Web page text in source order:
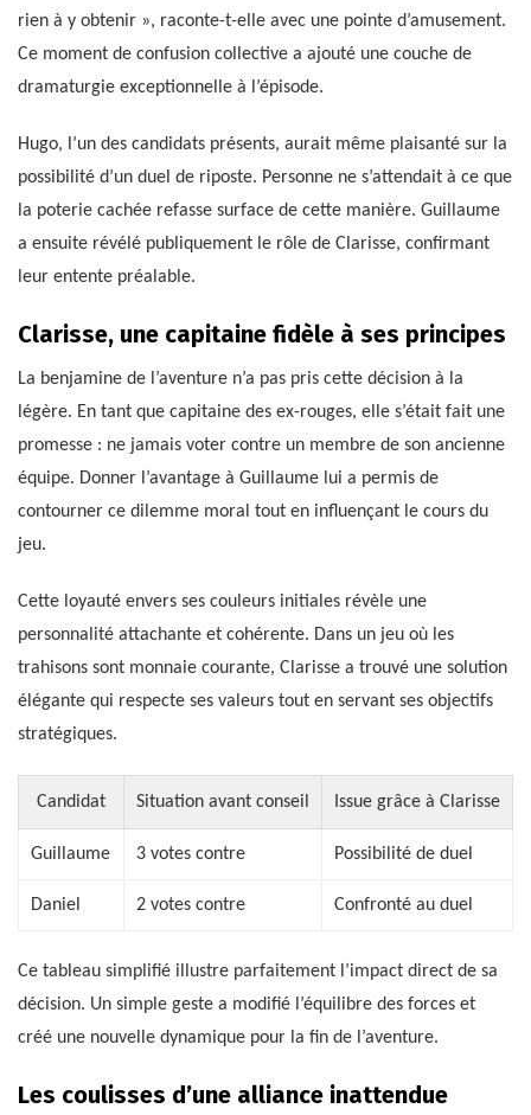
rien à y obtenir », raconte-t-elle avec une pointe d’amusement.
Ce moment de confusion collective a ajouté une couche de
dramaturgie exceptionnelle à l’épisode.
Hugo, l’un des candidats présents, aurait même plaisanté sur la
possibilité d’un duel de riposte. Personne ne s’attendait à ce que
la poterie cachée refasse surface de cette manière. Guillaume
a ensuite révélé publiquement le rôle de Clarisse, confirmant
leur entente préalable.
Clarisse, une capitaine fidèle à ses principes
La benjamine de l’aventure n’a pas pris cette décision à la
légère. En tant que capitaine des ex-rouges, elle s’était fait une
promesse : ne jamais voter contre un membre de son ancienne
équipe. Donner l’avantage à Guillaume lui a permis de
contourner ce dilemme moral tout en influençant le cours du
jeu.
Cette loyauté envers ses couleurs initiales révèle une
personnalité attachante et cohérente. Dans un jeu où les
trahisons sont monnaie courante, Clarisse a trouvé une solution
élégante qui respecte ses valeurs tout en servant ses objectifs
stratégiques.
Candidat Situation avant conseil Issue grâce à Clarisse
Guillaume 3 votes contre Possibilité de duel
Daniel 2 votes contre Confronté au duel
Ce tableau simplifié illustre parfaitement l’impact direct de sa
décision. Un simple geste a modifié l’équilibre des forces et
créé une nouvelle dynamique pour la fin de l’aventure.
Les coulisses d’une alliance inattendue